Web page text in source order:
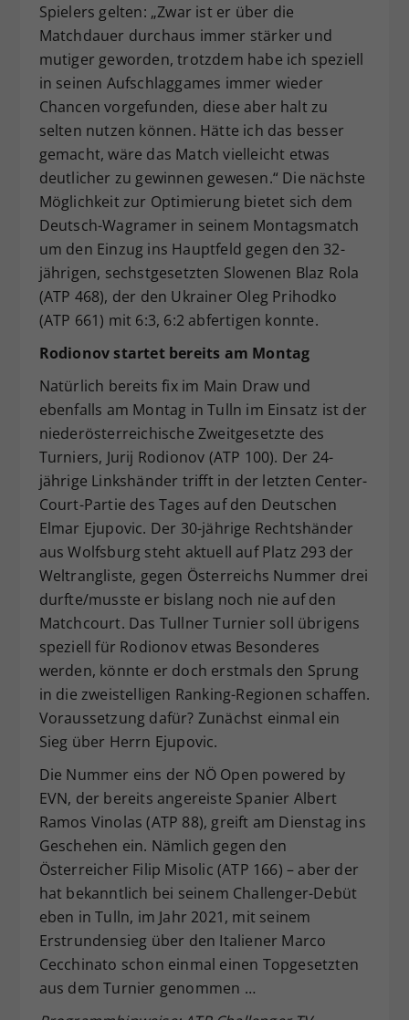
Spielers gelten: „Zwar ist er über die
Matchdauer durchaus immer stärker und
mutiger geworden, trotzdem habe ich speziell
in seinen Aufschlaggames immer wieder
Chancen vorgefunden, diese aber halt zu
selten nutzen können. Hätte ich das besser
gemacht, wäre das Match vielleicht etwas
deutlicher zu gewinnen gewesen.“ Die nächste
Möglichkeit zur Optimierung bietet sich dem
Deutsch-Wagramer in seinem Montagsmatch
um den Einzug ins Hauptfeld gegen den 32-
jährigen, sechstgesetzten Slowenen Blaz Rola
(ATP 468), der den Ukrainer Oleg Prihodko
(ATP 661) mit 6:3, 6:2 abfertigen konnte.
Rodionov startet bereits am Montag
Natürlich bereits fix im Main Draw und
ebenfalls am Montag in Tulln im Einsatz ist der
niederösterreichische Zweitgesetzte des
Turniers, Jurij Rodionov (ATP 100). Der 24-
jährige Linkshänder trifft in der letzten Center-
Court-Partie des Tages auf den Deutschen
Elmar Ejupovic. Der 30-jährige Rechtshänder
aus Wolfsburg steht aktuell auf Platz 293 der
Weltrangliste, gegen Österreichs Nummer drei
durfte/musste er bislang noch nie auf den
Matchcourt. Das Tullner Turnier soll übrigens
speziell für Rodionov etwas Besonderes
werden, könnte er doch erstmals den Sprung
in die zweistelligen Ranking-Regionen schaffen.
Voraussetzung dafür? Zunächst einmal ein
Sieg über Herrn Ejupovic.
Die Nummer eins der NÖ Open powered by
EVN, der bereits angereiste Spanier Albert
Ramos Vinolas (ATP 88), greift am Dienstag ins
Geschehen ein. Nämlich gegen den
Österreicher Filip Misolic (ATP 166) – aber der
hat bekanntlich bei seinem Challenger-Debüt
eben in Tulln, im Jahr 2021, mit seinem
Erstrundensieg über den Italiener Marco
Cecchinato schon einmal einen Topgesetzten
aus dem Turnier genommen …